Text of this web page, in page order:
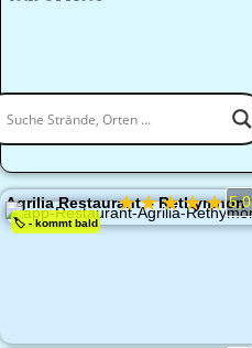
Agrilia Restaurant – Rethymnon
🏷️ - kommt bald
★★★★★ 5,0